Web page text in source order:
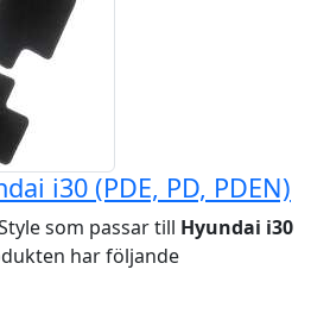
i30 (PDE, PD, PDEN)
som passar till Hyundai i30
har följande